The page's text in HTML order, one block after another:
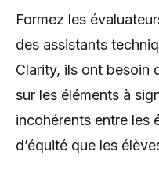
Formez les
des assistants
Clarity, ils ont besoin
sur les éléments à
incohérents entre les
d’équité que les